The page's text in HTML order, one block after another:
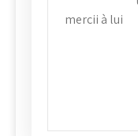
mercii à lui